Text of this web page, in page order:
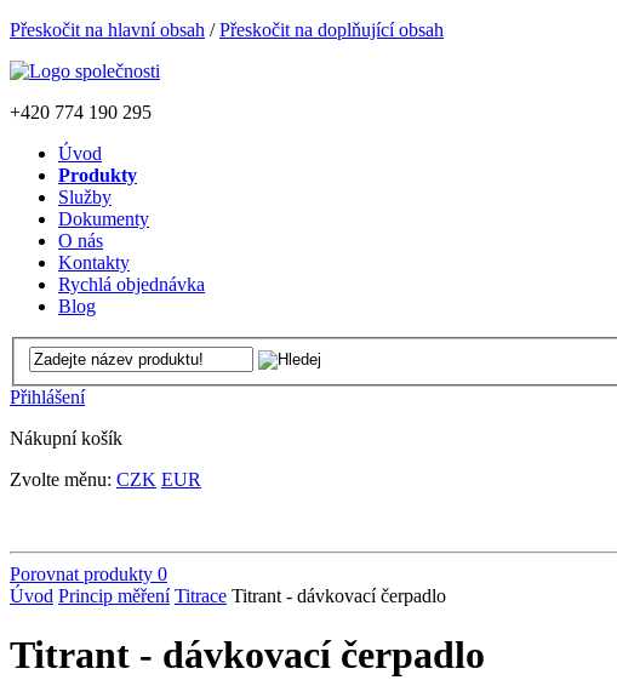
Přeskočit na hlavní obsah /Přeskočit na doplňující obsah
+420 774 190 295
Úvod
Produkty
Služby
Dokumenty
O nás
Kontakty
Rychlá objednávka
Blog
Přihlášení
Nákupní košík
Zvolte měnu: CZK EUR
Porovnat produkty 0
Úvod Princip měření Titrace Titrant - dávkovací čerpadlo
Titrant - dávkovací čerpadlo